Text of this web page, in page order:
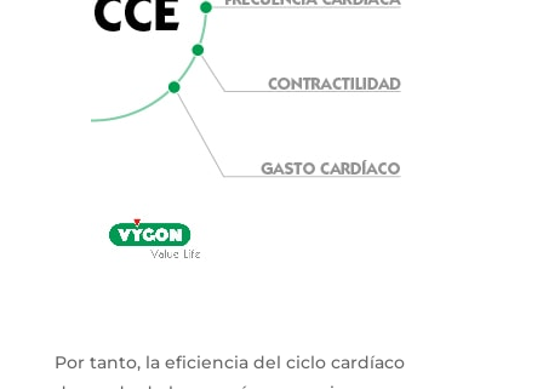
Por tanto, la eficiencia del ciclo cardíaco